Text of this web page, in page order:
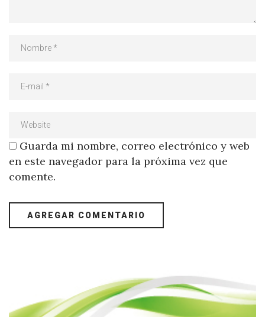
Guarda mi nombre, correo electrónico y web
en este navegador para la próxima vez que
comente.